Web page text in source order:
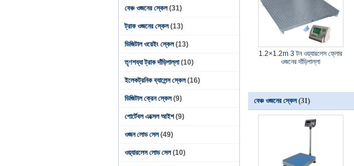
বেঞ্চ ওজনের স্কেল (31)
ট্রাক ওজনের স্কেল (13)
ডিজিটাল ওয়েইং স্কেল (13)
তৃণশয্যা ট্রাক দাঁড়িপাল্লা (10)
ইলেকট্রনিক ব্যালেন্স স্কেল (16)
ডিজিটাল ক্রেন স্কেল (9)
পোর্টেবল এক্সেল আইশ (9)
ওজন লোড সেল (49)
ওয়্যারলেস লোড সেল (10)
1.2×1.2m 3 টন ওয়্যারলেস ফ্লোর
ওজনের দাঁড়িপাল্লা
বেঞ্চ ওজনের স্কেল (31)